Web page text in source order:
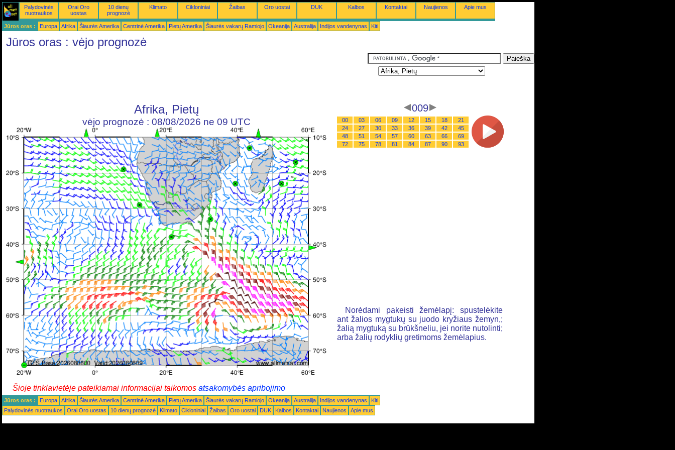
Palydovinės
nuotraukos
Orai Oro
uostas
10 dienų
prognozė
Klimato Cikloniniai Žaibas Oro uostai DUK Kalbos Kontaktai Naujienos Apie mus
Jūros oras : Europa Afrika Šiaurės Amerika Centrinė Amerika Pietų Amerika Šiaurės vakarų Ramiojo Okeanija Australija Indijos vandenynas Kiti
Jūros oras : vėjo prognozė
Afrika, Pietų
vėjo prognozė : 08/08/2026 ne 09 UTC
009
00 03 06 09 12 15 18
21
24
27 30 33 36 39 42
45
48
51 54 57 60 63 66
69
72
75 78 81 84 87 90 93
Norėdami pakeisti žemėlapį: spustelėkite
ant žalios mygtukų su juodo kryžiaus žemyn,;
žalią mygtuką su brūkšneliu, jei norite nutolinti;
arba žalių rodyklių gretimoms žemėlapius.
Šioje tinklavietėje pateikiamai informacijai taikomos atsakomybės apribojimo
Jūros oras : Europa Afrika Šiaurės Amerika Centrinė Amerika Pietų Amerika Šiaurės vakarų Ramiojo Okeanija Australija Indijos vandenynas
Kiti
Palydovinės nuotraukos
Orai Oro uostas 10 dienų prognozė Klimato Cikloniniai Žaibas Oro uostai DUK Kalbos Kontaktai Naujienos Apie mus